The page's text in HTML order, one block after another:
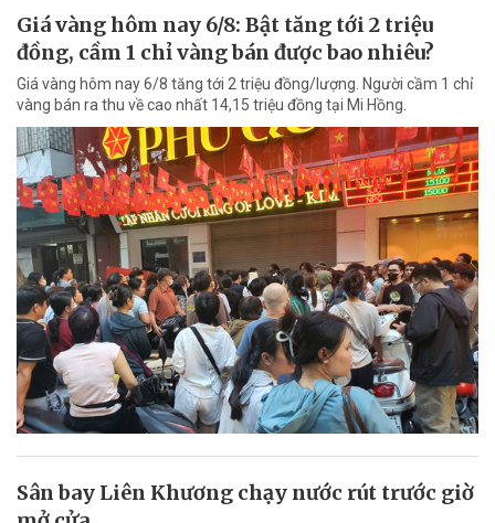
Giá vàng hôm nay 6/8: Bật tăng tới 2 triệu
đồng, cầm 1 chỉ vàng bán được bao nhiêu?
Giá vàng hôm nay 6/8 tăng tới 2 triệu đồng/lượng. Người cầm 1 chỉ
vàng bán ra thu về cao nhất 14,15 triệu đồng tại Mi Hồng.
Sân bay Liên Khương chạy nước rút trước giờ